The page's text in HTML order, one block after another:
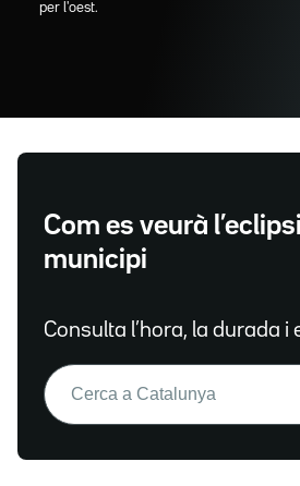
per l'oest.
Com es veurà
municipi
Consulta l’hora, la durada i
Buscar: